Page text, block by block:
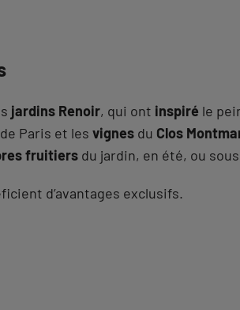
jardins Renoir, qui ont inspiré le
Paris et les vignes du Clos
fruitiers du jardin, en été, ou
d’avantages exclusifs.